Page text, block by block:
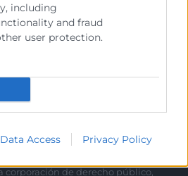
including
and fraud
user protection.
Data Access Privacy Policy
corporación de derecho público,